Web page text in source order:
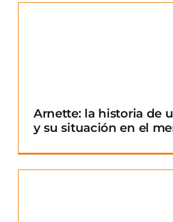
Arnette: la historia de
y su situación en el